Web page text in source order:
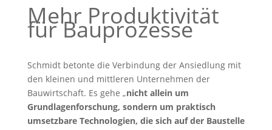
Mehr Produktivität
für Bauprozesse
Schmidt betonte die Verbindung der Ansiedlung mit
den kleinen und mittleren Unternehmen der
Bauwirtschaft. Es gehe „nicht allein um
Grundlagenforschung, sondern um praktisch
umsetzbare Technologien, die sich auf der Baustelle